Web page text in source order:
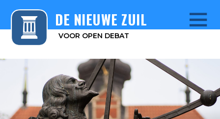
DE NIEUWE ZUIL
VOOR OPEN DEBAT